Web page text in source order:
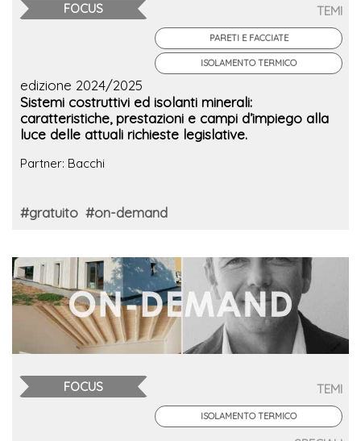
FOCUS TEMI
PARETI E FACCIATE
ISOLAMENTO TERMICO
edizione 2024/2025
Sistemi costruttivi ed isolanti minerali:
caratteristiche, prestazioni e campi d’impiego alla
luce delle attuali richieste legislative.
Partner: Bacchi
#gratuito #on-demand
FOCUS TEMI
ISOLAMENTO TERMICO